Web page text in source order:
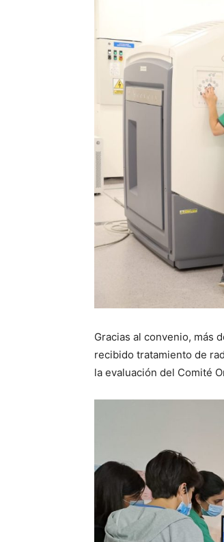
Gracias al convenio, más
recibido tratamiento de
la evaluación del Comité